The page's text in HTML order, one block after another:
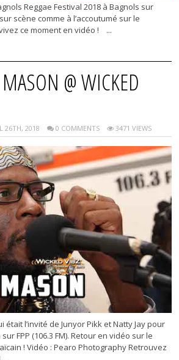
Reggae Festival 2018 à Bagnols sur
scène comme à l’accoutumé sur le
ce moment en vidéo ! ...
@ WICKED
26TH, 2018 0 COMMENTS 3471 VIEWS
était l’invité de Junyor Pikk et Natty Jay pour
FPP (106.3 FM). Retour en vidéo sur le
! Vidéo : Pearo Photography Retrouvez